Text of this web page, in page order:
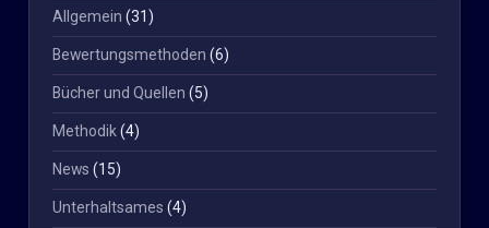
Allgemein (31)
Bewertungsmethoden (6)
Bücher und Quellen (5)
Methodik (4)
News (15)
Unterhaltsames (4)